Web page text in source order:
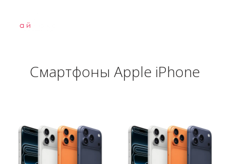
Смартфоны Apple iPhone